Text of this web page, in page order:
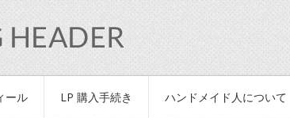
ール LP 購入手続き ハンドメイド人について